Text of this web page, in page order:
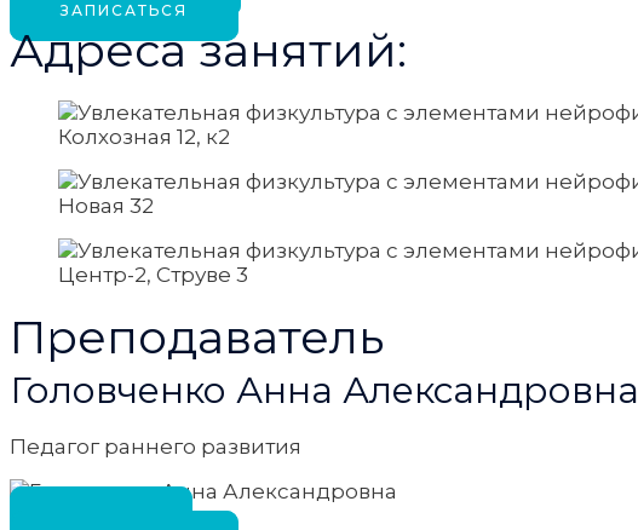
ЗАПИСАТЬСЯ
Адреса занятий:
Колхозная 12, к2
Новая 32
Центр-2, Струве 3
Преподаватель
Головченко Анна Александровна
Педагог раннего развития